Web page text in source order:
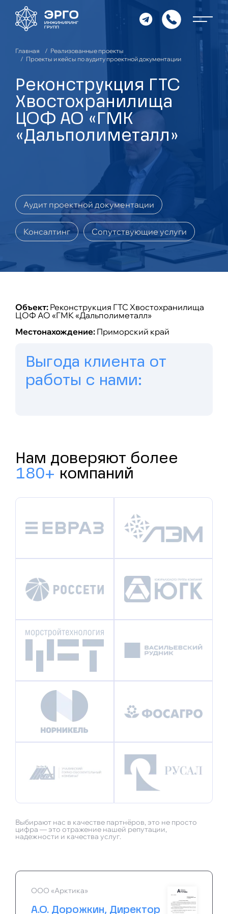
Главная
Реализованные проекты
Проекты и кейсы по аудиту проектной документации
Реконструкция ГТС
Хвостохранилища
ЦОФ АО «ГМК
«Дальполиметалл»
Аудит проектной документации
Консалтинг Сопутствующие услуги
Объект: Реконструкция ГТС Хвостохранилища
ЦОФ АО «ГМК «Дальполиметалл»
Местонахождение: Приморский край
Выгода клиента от
работы с нами:
Нам доверяют более
180+ компаний
Выбирают нас в качестве партнёров, это не просто
цифра — это отражение нашей репутации,
надежности и качества услуг.
ООО «Арктика»
А.О. Дорожкин, Директор